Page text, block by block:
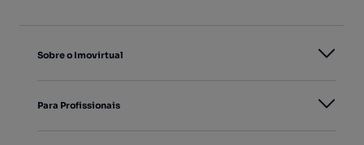
Sobre o Imovirtual
Para Profissionais